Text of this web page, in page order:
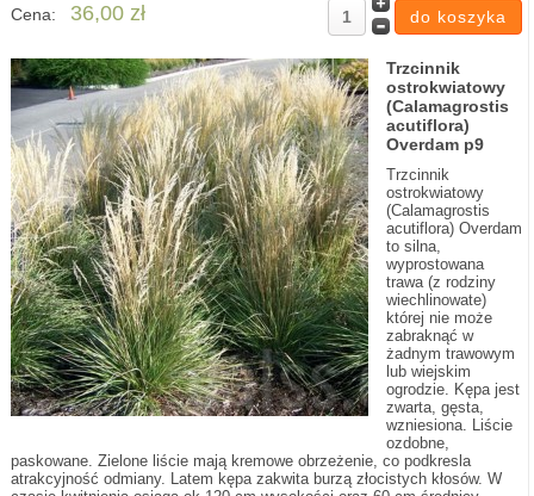
Cena: 36,00 zł
Trzcinnik
ostrokwiatowy
(Calamagrostis
acutiflora)
Overdam p9
Trzcinnik
ostrokwiatowy
(Calamagrostis
acutiflora) Overdam
to silna,
wyprostowana
trawa (z rodziny
wiechlinowate)
której nie może
zabraknąć w
żadnym trawowym
lub wiejskim
ogrodzie. Kępa jest
zwarta, gęsta,
wzniesiona. Liście
ozdobne,
paskowane. Zielone liście mają kremowe obrzeżenie, co podkresla
atrakcyjność odmiany. Latem kępa zakwita burzą złocistych kłosów. W